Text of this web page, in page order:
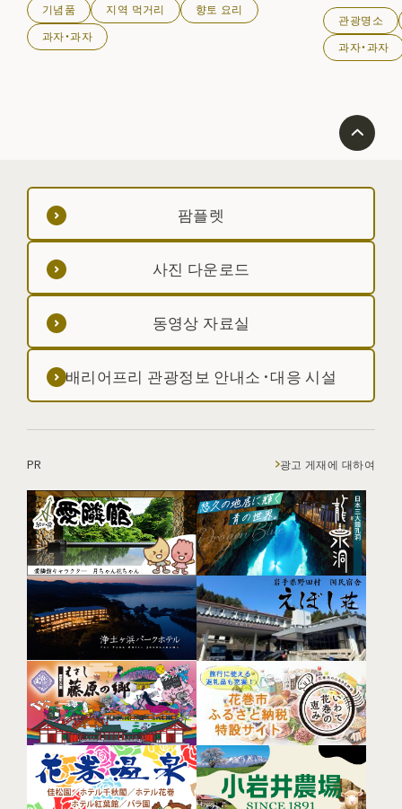
기념품
지역 먹거리
향토 요리
과자・과자
관광명소
과자・과자
팜플렛
사진 다운로드
동영상 자료실
배리어프리 관광정보 안내소·대응 시설
PR 광고 게재에 대하여